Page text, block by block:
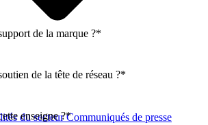
du secteurCommuniqués de presse
de la marque ?*
de la tête de réseau ?*
enseigne ?*